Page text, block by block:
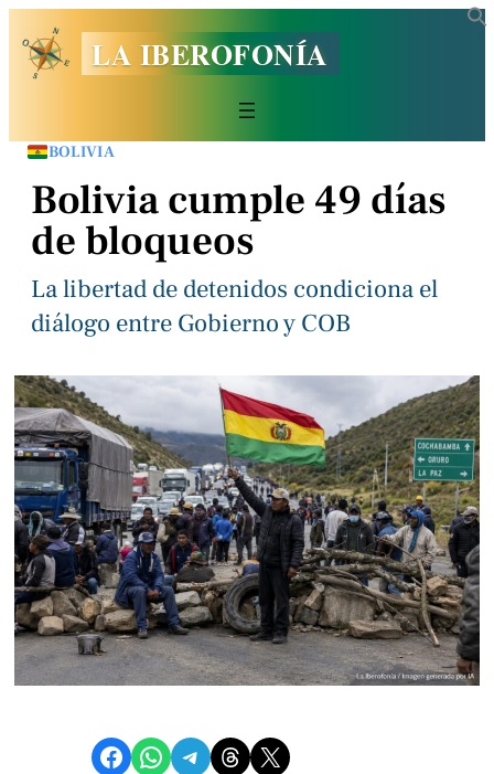
LA IBEROFONÍA
BOLIVIA
Bolivia cumple 49 días
de bloqueos
La libertad de detenidos condiciona el
diálogo entre Gobierno y COB
Compartir en Facebook Compartir en WhatsApp Compartir en Telegram Share on Threads Compartir en X